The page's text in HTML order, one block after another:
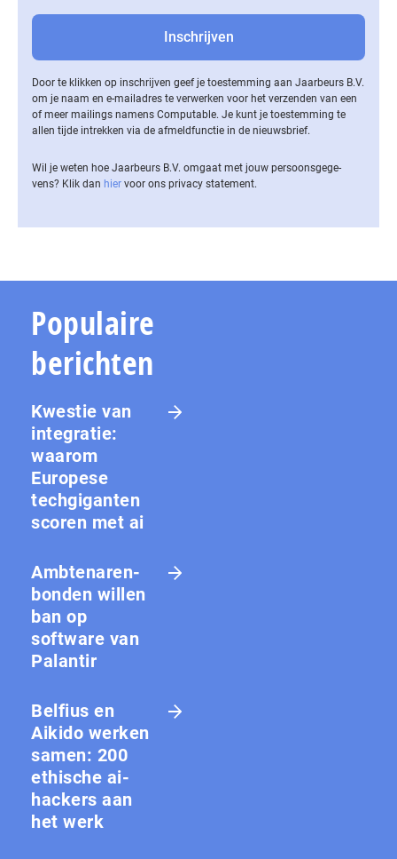
Door te klikken op inschrijven geef je toestemming aan Jaarbeurs B.V.
om je naam en e-mailadres te verwerken voor het verzenden van een
of meer mailings namens Computable. Je kunt je toestemming te
allen tijde intrekken via de af­meld­func­tie in de nieuwsbrief.
Wil je weten hoe Jaarbeurs B.V. omgaat met jouw per­soons­ge­ge­
vens? Klik dan hier voor ons privacy statement.
Populaire
berichten
Kwestie van
integratie:
waarom
Europese
techgiganten
scoren met ai
Amb­te­na­ren­
bon­den willen
ban op
software van
Palantir
Belfius en
Aikido werken
samen: 200
ethische ai-
hackers aan
het werk